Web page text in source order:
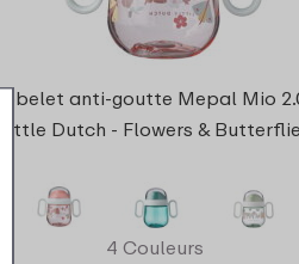
Gobelet anti-goutte Mepal Mio
Little Dutch - Flowers &
4 Couleurs